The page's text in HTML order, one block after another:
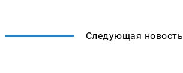
Следующая новость